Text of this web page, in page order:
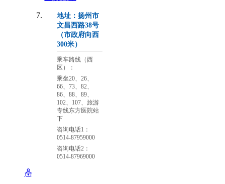
地址：扬州市
文昌西路38号
（市政府向西
300米）
乘车路线（西
区）：
乘坐20、26、
66、73、82、
86、88、89、
102、107、旅游
专线东方医院站
下
咨询电话1：
0514-87959000
咨询电话2：
0514-87969000